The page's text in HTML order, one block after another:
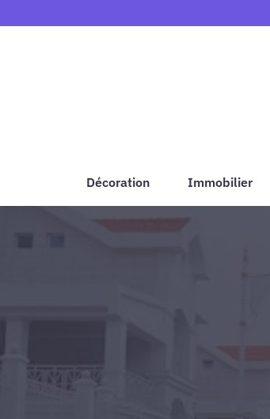
Décoration Immobilier